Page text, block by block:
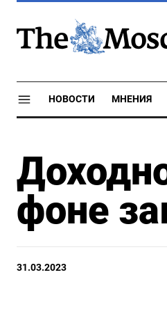
НОВОСТИ МНЕНИЯ
фоне
31.03.2023